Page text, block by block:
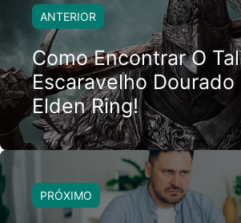
ANTERIOR
Como Encontrar O
Escaravelho Dourado
Elden Ring!
PRÓXIMO